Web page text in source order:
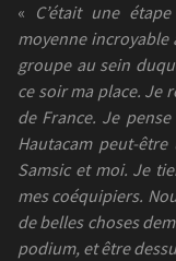
« C’était une
moyenne incroyable
groupe au sein
ce soir ma place. Je
de France. Je
Hautacam peut-
Samsic et moi. Je
mes coéquipiers.
de belles choses
podium, et être